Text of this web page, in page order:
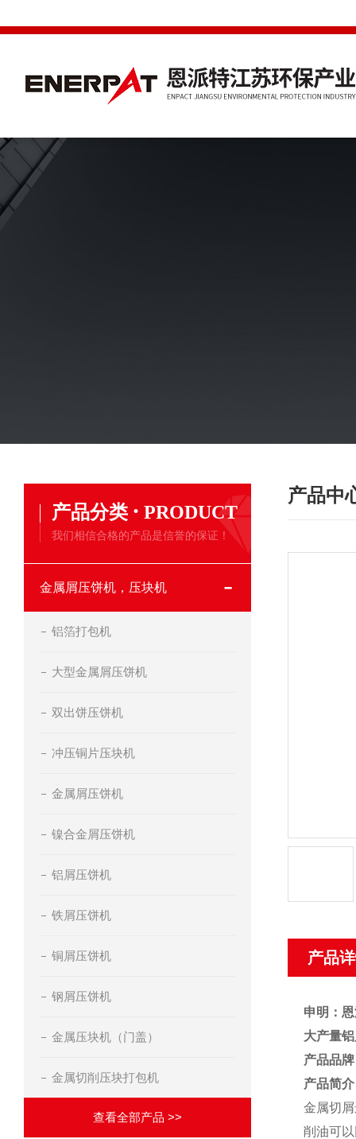
产品分类 · PRODUCT
我们相信合格的产品是信誉的保证！
金属屑压饼机，压块机
铝箔打包机
大型金属屑压饼机
双出饼压饼机
冲压铜片压块机
金属屑压饼机
镍合金屑压饼机
铝屑压饼机
铁屑压饼机
铜屑压饼机
钢屑压饼机
金属压块机（门盖）
金属切削压块打包机
查看全部产品 >>
产品中
产品
申明：
大产量
产品品
产品简
金属切
削油可